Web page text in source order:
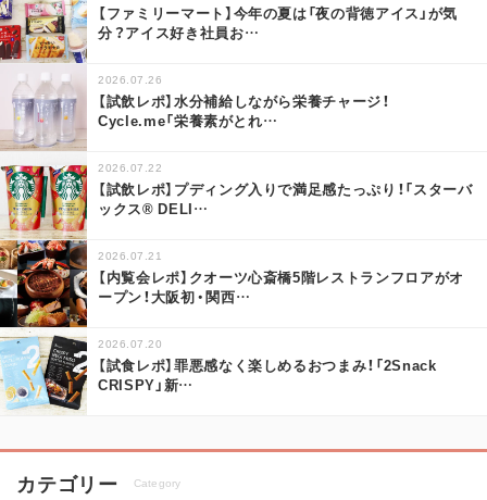
【ファミリーマート】今年の夏は「夜の背徳アイス」が気
分？アイス好き社員お…
2026.07.26
【試飲レポ】水分補給しながら栄養チャージ！
Cycle.me「栄養素がとれ…
2026.07.22
【試飲レポ】プディング入りで満足感たっぷり！「スターバ
ックス® DELI…
2026.07.21
【内覧会レポ】クオーツ心斎橋5階レストランフロアがオ
ープン！大阪初・関西…
2026.07.20
【試食レポ】罪悪感なく楽しめるおつまみ！「2Snack
CRISPY」新…
カテゴリー Category